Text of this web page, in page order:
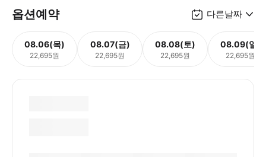
옵션예약 다른날짜
08.06(목)
22,695원
08.07(금)
22,695원
08.08(토)
22,695원
08.09(일)
22,695원